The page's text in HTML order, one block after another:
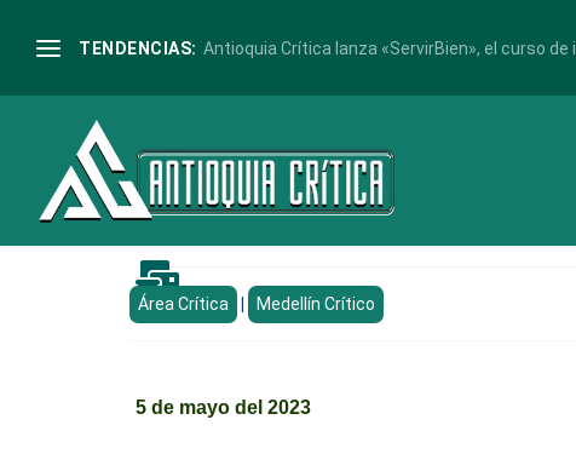
TENDENCIAS: Antioquia Crítica lanza «ServirBien», el curso de

Área Crítica Medellín Crítico
5 de mayo del 2023